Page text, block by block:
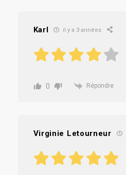
Karl il y a 3 années
0 Répondre
Virginie Letourneur